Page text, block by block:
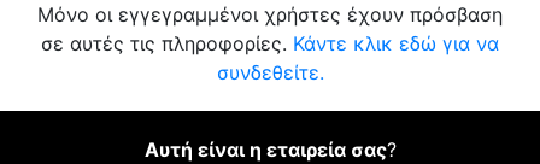
Μόνο οι εγγεγραμμένοι χρήστες έχουν πρόσβαση
σε αυτές τις πληροφορίες. Κάντε κλικ εδώ για να
συνδεθείτε.
Αυτή είναι η εταιρεία σας?